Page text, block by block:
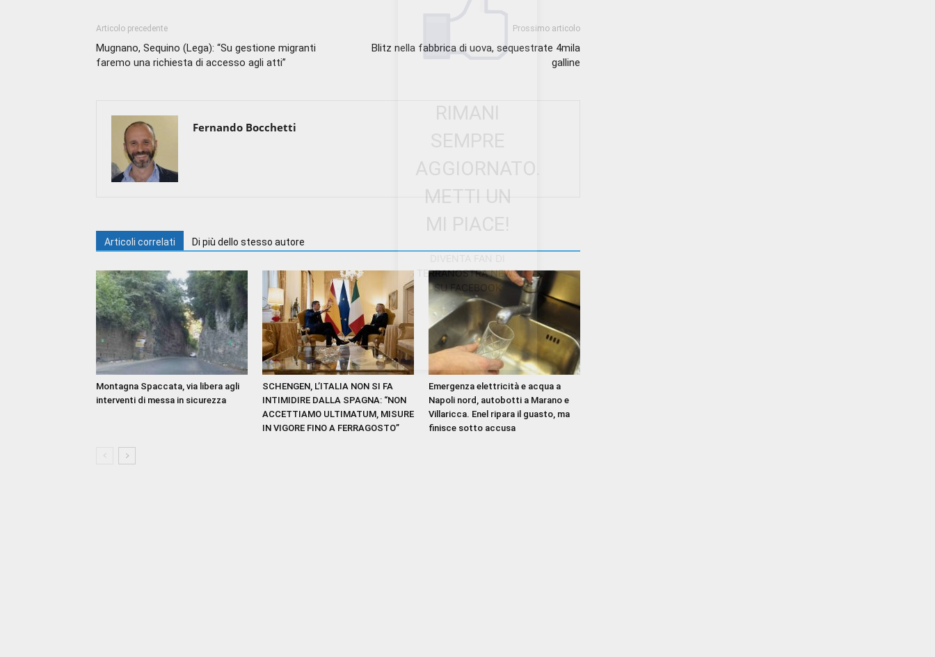
Articolo precedente
Mugnano, Sequino (Lega): “Su gestione migranti
faremo una richiesta di accesso agli atti”
Prossimo articolo
Blitz nella fabbrica di uova, sequestrate 4mila
galline
Fernando Bocchetti
Articoli correlati Di più dello stesso autore
Montagna Spaccata, via libera agli
interventi di messa in sicurezza
SCHENGEN, L’ITALIA NON SI FA
INTIMIDIRE DALLA SPAGNA: “NON
ACCETTIAMO ULTIMATUM, MISURE
IN VIGORE FINO A FERRAGOSTO”
Emergenza elettricità e acqua a
Napoli nord, autobotti a Marano e
Villaricca. Enel ripara il guasto, ma
finisce sotto accusa
METTI UN
TERRANOSTRA NEWS
SU FACEBOOK